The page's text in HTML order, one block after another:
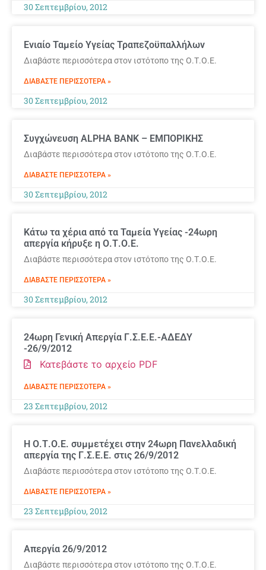
30 Σεπτεμβρίου, 2012
Ενιαίο Ταμείο Υγείας Τραπεζοϋπαλλήλων
Διαβάστε περισσότερα στον ιστότοπο της Ο.Τ.Ο.Ε.
ΔΙΑΒΆΣΤΕ ΠΕΡΙΣΣΌΤΕΡΑ »
30 Σεπτεμβρίου, 2012
Συγχώνευση ALPHA BANK – ΕΜΠΟΡΙΚΗΣ
Διαβάστε περισσότερα στον ιστότοπο της Ο.Τ.Ο.Ε.
ΔΙΑΒΆΣΤΕ ΠΕΡΙΣΣΌΤΕΡΑ »
30 Σεπτεμβρίου, 2012
Κάτω τα χέρια από τα Ταμεία Υγείας -24ωρη
απεργία κήρυξε η Ο.Τ.Ο.Ε.
Διαβάστε περισσότερα στον ιστότοπο της Ο.Τ.Ο.Ε.
ΔΙΑΒΆΣΤΕ ΠΕΡΙΣΣΌΤΕΡΑ »
30 Σεπτεμβρίου, 2012
24ωρη Γενική Απεργία Γ.Σ.Ε.Ε.-ΑΔΕΔΥ
-26/9/2012
Κατεβάστε το αρχείο PDF
ΔΙΑΒΆΣΤΕ ΠΕΡΙΣΣΌΤΕΡΑ »
23 Σεπτεμβρίου, 2012
Η Ο.Τ.Ο.Ε. συμμετέχει στην 24ωρη Πανελλαδική
απεργία της Γ.Σ.Ε.Ε. στις 26/9/2012
Διαβάστε περισσότερα στον ιστότοπο της Ο.Τ.Ο.Ε.
ΔΙΑΒΆΣΤΕ ΠΕΡΙΣΣΌΤΕΡΑ »
23 Σεπτεμβρίου, 2012
Απεργία 26/9/2012
Διαβάστε περισσότερα στον ιστότοπο της Ο.Τ.Ο.Ε.